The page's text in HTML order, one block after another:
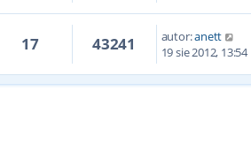
17 43241 autor:anett
19 sie 2012, 13:54